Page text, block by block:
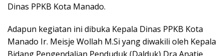
Dinas PPKB Kota Manado.
Adapun kegiatan ini dibuka Kepala Dinas PPKB Kota
Manado Ir. Meisje Wollah M.Si yang diwakili oleh Kepala